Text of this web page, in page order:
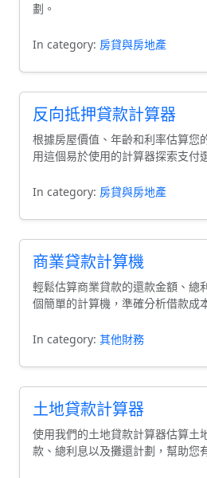
劃。
In category: 房貸與房地產
反向抵押貸款計算器
根據房屋價值、年齡和利率估算您
用這個易於使用的計算器探索支付
In category: 房貸與房地產
商業貸款計算機
輕鬆估算商業貸款的還款金額、總
個簡單的計算機，準確分析借款成
In category: 其他財務
土地貸款計算器
使用我們的土地貸款計算器估算土
款、總利息以及攤還計劃，幫助您